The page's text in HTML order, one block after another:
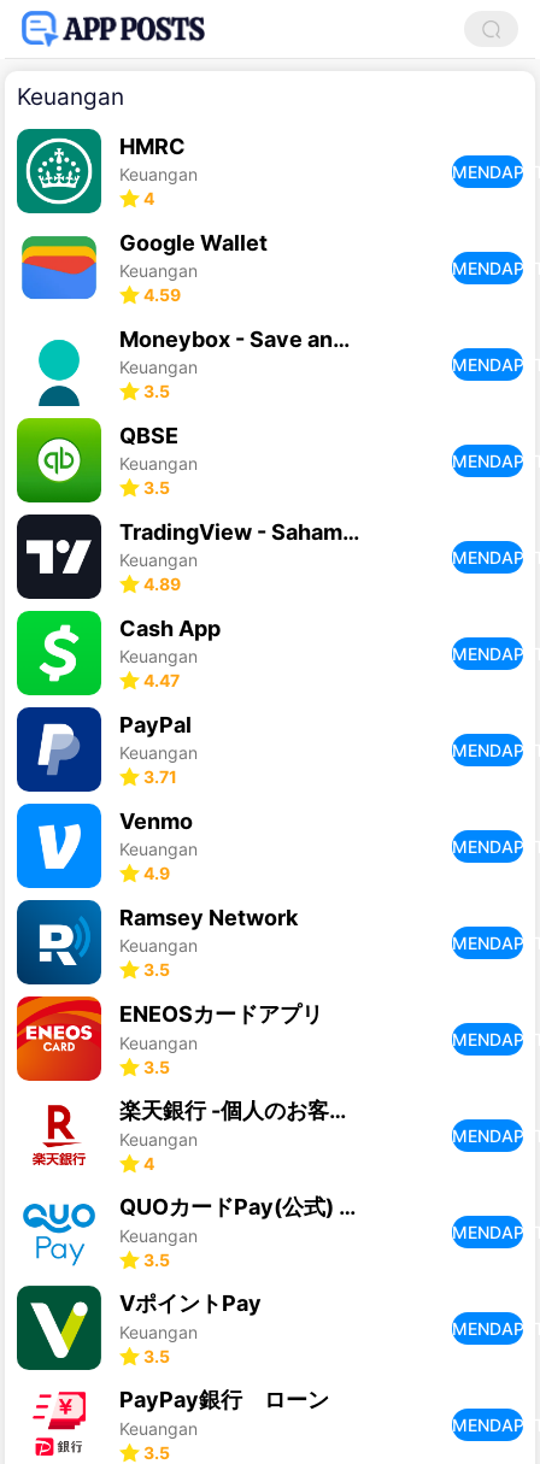
Keuangan
HMRC
Keuangan
4
Google Wallet
Keuangan
4.59
Moneybox - Save and Invest
Keuangan
3.5
QBSE
Keuangan
3.5
TradingView - Saham dan Kripto
Keuangan
4.89
Cash App
Keuangan
4.47
PayPal
Keuangan
3.71
Venmo
Keuangan
4.9
Ramsey Network
Keuangan
3.5
ENEOSカードアプリ
Keuangan
3.5
楽天銀行 -個人のお客様向けアプリ
Keuangan
4
QUOカードPay(公式) - 気持ちが伝わるギフトアプリ
Keuangan
3.5
VポイントPay
Keuangan
3.5
PayPay銀行 ローン
Keuangan
3.5